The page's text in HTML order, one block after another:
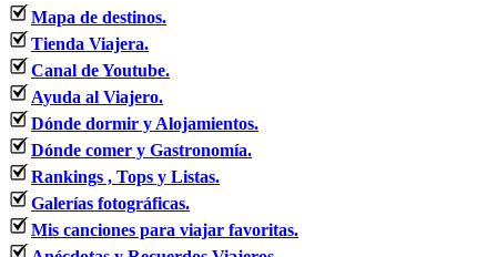
Mapa de destinos.
Tienda Viajera.
Canal de Youtube.
Ayuda al Viajero.
Dónde dormir y Alojamientos.
Dónde comer y Gastronomía.
Rankings , Tops y Listas.
Galerías fotográficas.
Mis canciones para viajar favoritas.